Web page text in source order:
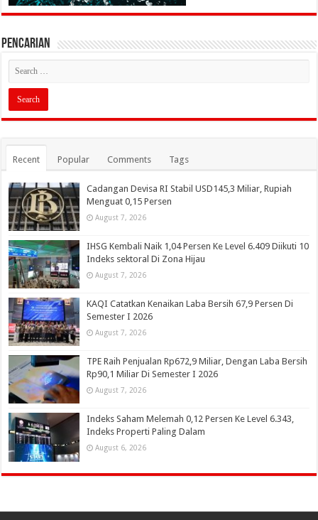
PENCARIAN
Recent Popular Comments Tags
Cadangan Devisa RI Stabil USD145,3 Miliar, Rupiah
Menguat 0,15 Persen
August 7, 2026
IHSG Kembali Naik 1,04 Persen Ke Level 6.409 Diikuti 10
Indeks sektoral Di Zona Hijau
August 7, 2026
KAQI Catatkan Kenaikan Laba Bersih 67,9 Persen Di
Semester I 2026
August 7, 2026
TPE Raih Penjualan Rp672,9 Miliar, Dengan Laba Bersih
Rp90,1 Miliar Di Semester I 2026
August 7, 2026
Indeks Saham Melemah 0,12 Persen Ke Level 6.343,
Indeks Properti Paling Dalam
August 6, 2026